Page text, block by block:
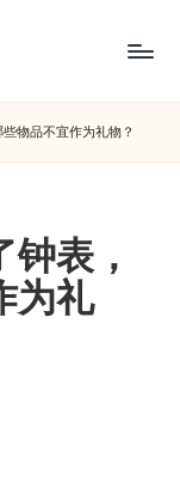
物品不宜作为礼物？
表，
为礼